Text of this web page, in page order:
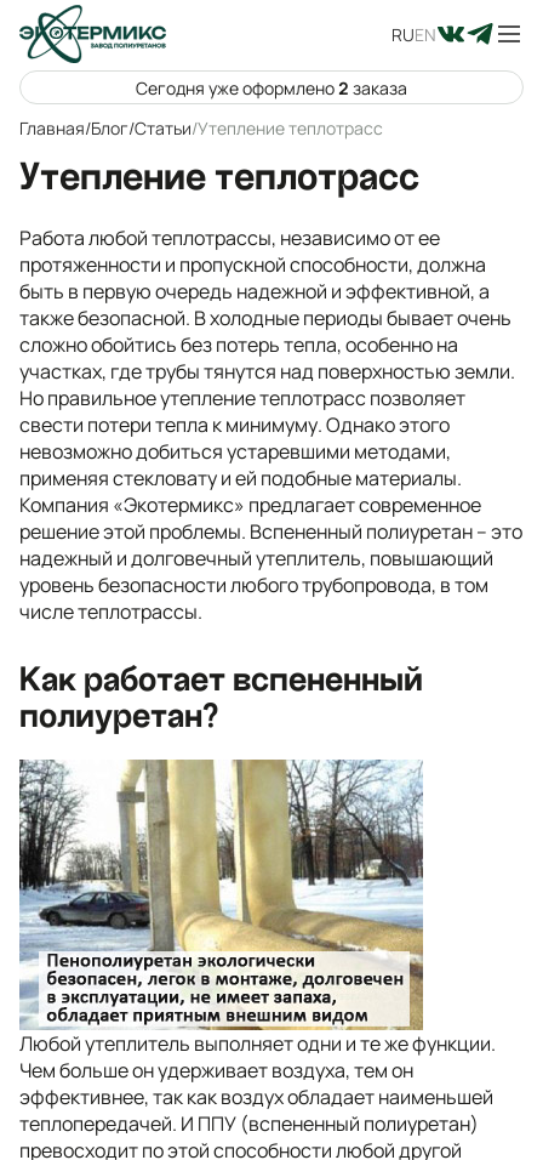
RUEN
Сегодня уже оформлено 2 заказа
Главная/Блог/Статьи/Утепление теплотрасс
Утепление теплотрасс
Работа любой теплотрассы, независимо от ее
протяженности и пропускной способности, должна
быть в первую очередь надежной и эффективной, а
также безопасной. В холодные периоды бывает очень
сложно обойтись без потерь тепла, особенно на
участках, где трубы тянутся над поверхностью земли.
Но правильное утепление теплотрасс позволяет
свести потери тепла к минимуму. Однако этого
невозможно добиться устаревшими методами,
применяя стекловату и ей подобные материалы.
Компания «Экотермикс» предлагает современное
решение этой проблемы. Вспененный полиуретан – это
надежный и долговечный утеплитель, повышающий
уровень безопасности любого трубопровода, в том
числе теплотрассы.
Как работает вспененный
полиуретан?
Любой утеплитель выполняет одни и те же функции.
Чем больше он удерживает воздуха, тем он
эффективнее, так как воздух обладает наименьшей
теплопередачей. И ППУ (вспененный полиуретан)
превосходит по этой способности любой другой